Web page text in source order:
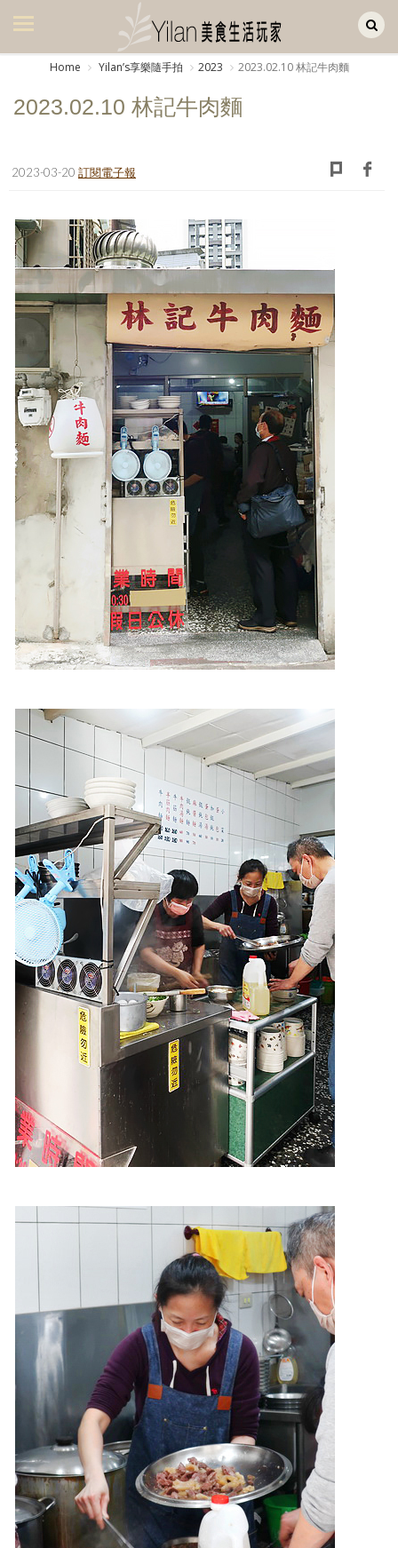
美食集
生活風
書房集
日記簿
餐桌週記
享樂隨手拍
照相簿
影音區
創意出版服務
歷史區
關於Yilan
個人著作
活動實況記錄
媒體報導一覽
合作與代言
訂閱電子報
Home Yilanʼs享樂隨手拍 2023 2023.02.10 林記牛肉麵
2023.02.10 林記牛肉麵
2023-03-20 訂閱電子報